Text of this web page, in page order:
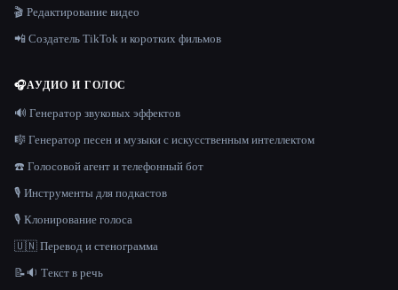
🎬 Редактирование видео
📲 Создатель TikTok и коротких фильмов
🎧АУДИО И ГОЛОС
🔊 Генератор звуковых эффектов
🎼 Генератор песен и музыки с искусственным интеллектом
☎️ Голосовой агент и телефонный бот
🎙️ Инструменты для подкастов
🎙️ Клонирование голоса
🇺🇳 Перевод и стенограмма
📝🔉 Текст в речь